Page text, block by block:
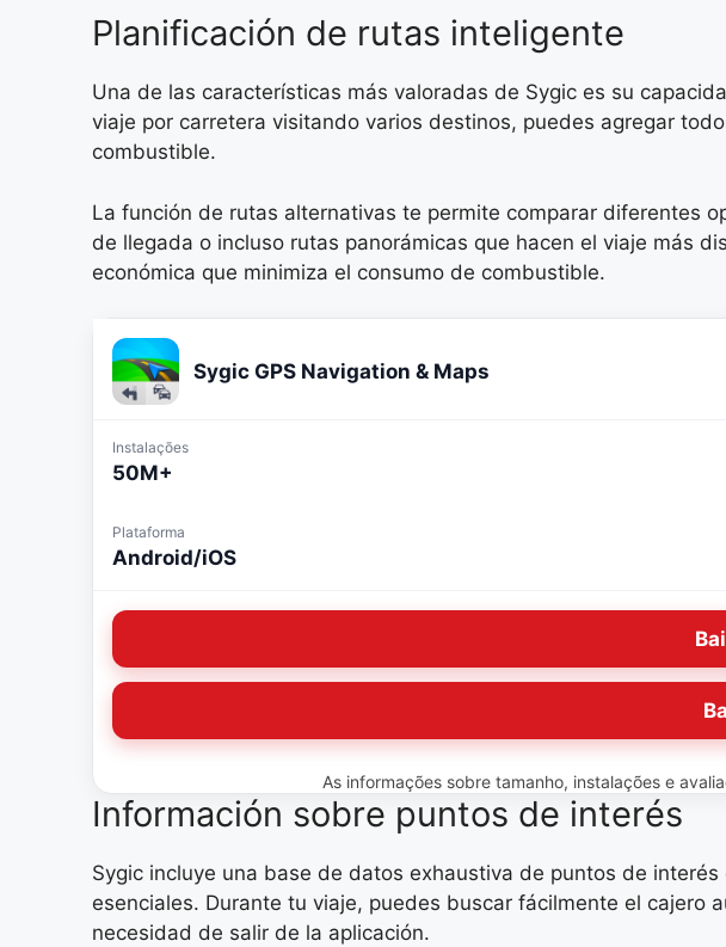
Planificación de rutas inteligente
Una de las características más valoradas de Sygic es su
viaje por carretera visitando varios destinos, puedes agregar
combustible.
La función de rutas alternativas te permite comparar diferentes
de llegada o incluso rutas panorámicas que hacen el viaje más
económica que minimiza el consumo de combustible.
Sygic GPS Navigation & Maps
Instalações
50M+
Plataforma
Android/iOS
As informações sobre tamanho, instalações e
Información sobre puntos de interés
Sygic incluye una base de datos exhaustiva de puntos de
esenciales. Durante tu viaje, puedes buscar fácilmente el cajero
necesidad de salir de la aplicación.